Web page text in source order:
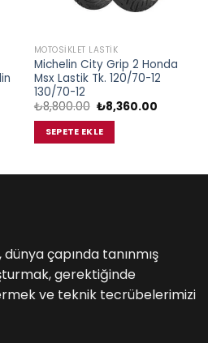
MOTOSIKLET LASTIK
Michelin City Grip 2 Honda
Msx Lastik Tk. 120/70-12
130/70-12
₺8,800.00 Orijinal
fiyat:
₺8,800.00.
₺8,360.00Şu
SEPETE EKLE
çapında tanınmış
gerektiğinde
ve teknik tecrübelerimizi